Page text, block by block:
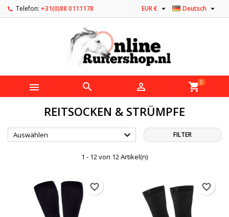
Telefon: +31(0)88 0111178 Deutsch 
EUR € 
   shopping_cart0
REITSOCKEN & STRÜMPFE
Auswählen  FILTER
1 - 12 von 12 Artikel(n)
favorite_border favorite_border